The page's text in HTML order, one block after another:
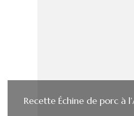
Recette Échine de porc à